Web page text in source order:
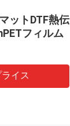
ットDTF熱伝
フィルム
イス